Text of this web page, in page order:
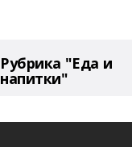
Рубрика "Еда и
напитки"